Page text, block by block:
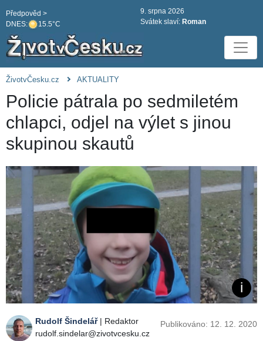
DNES: 15.5°C
Předpověd >
9. srpna 2026
Svátek slaví: Roman
ŽivotvČesku.cz AKTUALITY
Policie pátrala po sedmiletém
chlapci, odjel na výlet s jinou
skupinou skautů
Rudolf Šindelář| Redaktor
rudolf.sindelar@zivotvcesku.cz
Publikováno: 12. 12. 2020